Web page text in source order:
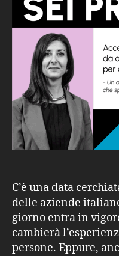
C’è una data
delle aziende
giorno entra in
cambierà
persone. Eppure,